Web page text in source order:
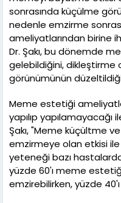
sonrasında küçülme
nedenle emzirme
ameliyatlarından birine
Dr. Şakı, bu dönemde
gelebildiğini, dikleştirme
görünümünün
Meme estetiği
yapılıp yapılamayacağı
Şakı, "Meme küçültme
emzirmeye olan etkisi ile
yeteneği bazı
yüzde 60'ı meme
emzirebilirken, yüzde